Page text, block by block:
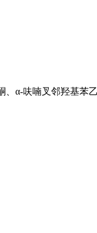
α-呋喃叉邻羟基苯